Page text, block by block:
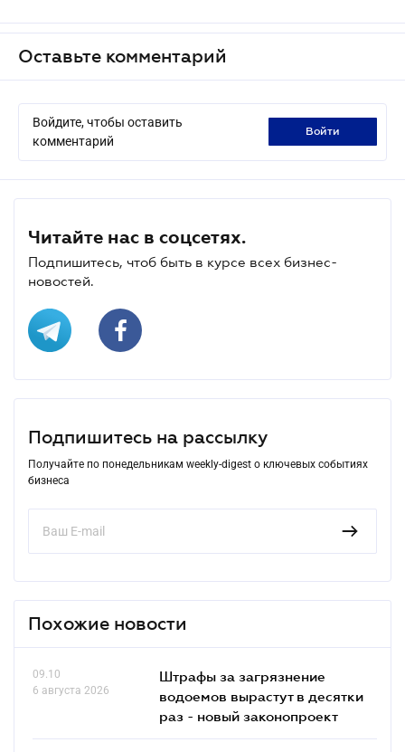
Оставьте комментарий
Войдите, чтобы оставить
комментарий
войти
Читайте нас в соцсетях.
Подпишитесь, чтоб быть в курсе всех бизнес-
новостей.
Подпишитесь на рассылку
Получайте по понедельникам weekly-digest о ключевых событиях
бизнеса
Похожие новости
09.10
6 августа 2026
Штрафы за загрязнение
водоемов вырастут в десятки
раз - новый законопроект